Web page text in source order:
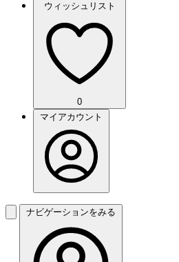
ウィッシュリスト
0
マイアカウント
ナビゲーションをみる